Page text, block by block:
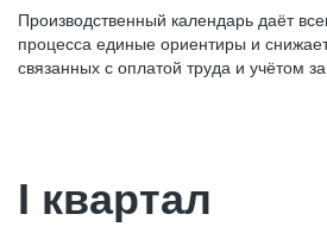
Производственный календарь даёт
процесса единые ориентиры и
связанных с оплатой труда и учётом
I квартал